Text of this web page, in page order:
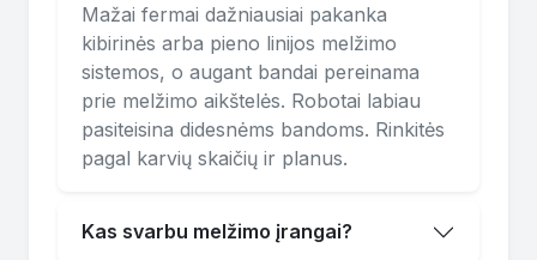
Mažai fermai dažniausiai pakanka
kibirinės arba pieno linijos melžimo
sistemos, o augant bandai pereinama
prie melžimo aikštelės. Robotai labiau
pasiteisina didesnėms bandoms. Rinkitės
pagal karvių skaičių ir planus.
Kas svarbu melžimo įrangai?